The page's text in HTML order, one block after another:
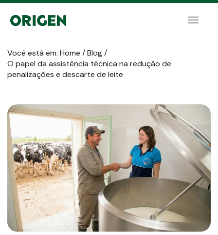
Toggle
Você está em: Home /Blog /
O papel da assistência técnica na redução de
penalizações e descarte de leite